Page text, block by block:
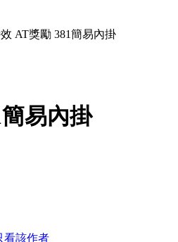
AT獎勵 381簡易內掛
易內掛
看該作者